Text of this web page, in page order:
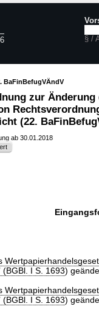
§ /
BaFinBefugVÄndV
zur
(22.
ab 30.01.2018
I S. 1693)
I S. 1693)